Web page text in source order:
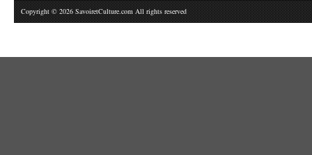
Copyright © 2026 SavoiretCulture.com All rights reserved